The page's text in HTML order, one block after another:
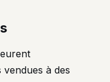
à des